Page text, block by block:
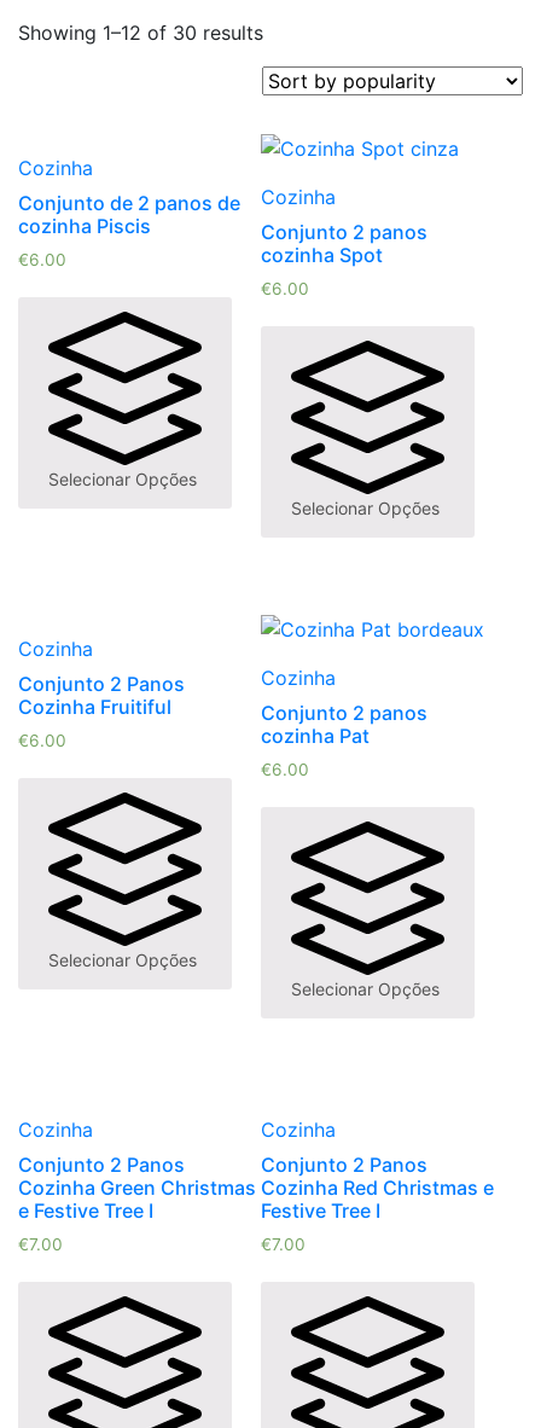
Showing 1–12 of 30 results
Cozinha
Conjunto de 2 panos de
cozinha Piscis
€6.00
Selecionar Opções
Cozinha
Conjunto 2 panos
cozinha Spot
€6.00
Selecionar Opções
Cozinha
Conjunto 2 Panos
Cozinha Fruitiful
€6.00
Selecionar Opções
Cozinha
Conjunto 2 panos
cozinha Pat
€6.00
Selecionar Opções
Cozinha
Conjunto 2 Panos
Cozinha Green Christmas
e Festive Tree I
€7.00
Cozinha
Conjunto 2 Panos
Cozinha Red Christmas e
Festive Tree I
€7.00